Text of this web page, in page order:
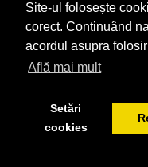
Site-ul folosește
corect. Continuând
acordul asupra
Află mai mult
Setări
cookies